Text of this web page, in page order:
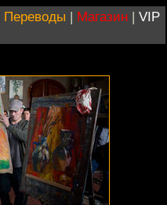
Переводы | Магазин | VIP